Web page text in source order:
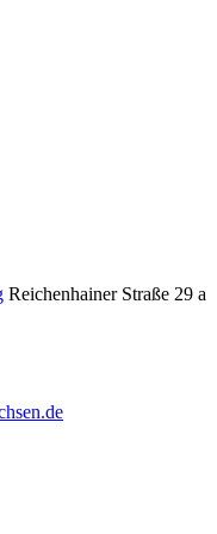
Reichenhainer Straße 29 a